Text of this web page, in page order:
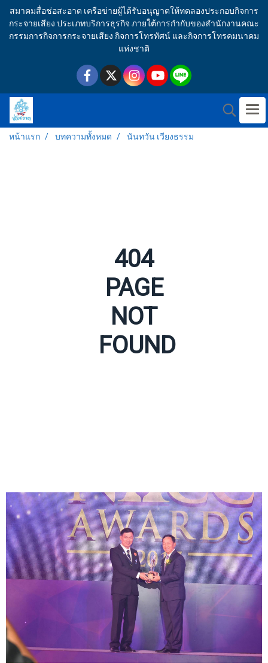
สมาคมสื่อช่อสะอาด เครือข่ายผู้ได้รับอนุญาตให้ทดลองประกอบกิจการ
กระจายเสียง ประเภทบริการธุรกิจ ภายใต้การกำกับของสำนักงานคณะ
กรรมการกิจการกระจายเสียง กิจการโทรทัศน์ และกิจการโทรคมนาคม
แห่งชาติ
หน้าแรก บทความทั้งหมด นันทวัน เวียงธรรม
404
PAGE
NOT
FOUND